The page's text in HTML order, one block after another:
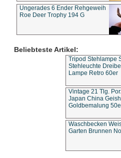
Ungerades 6 Ender Rehgeweih
Roe Deer Trophy 194 G
Beliebteste Artikel:
Tripod Stehlampe
Stehleuchte
Lampe Retro 60er
Vintage 21 Tlg.
Japan China
Goldbemalung
Waschbecken
Garten Brunnen